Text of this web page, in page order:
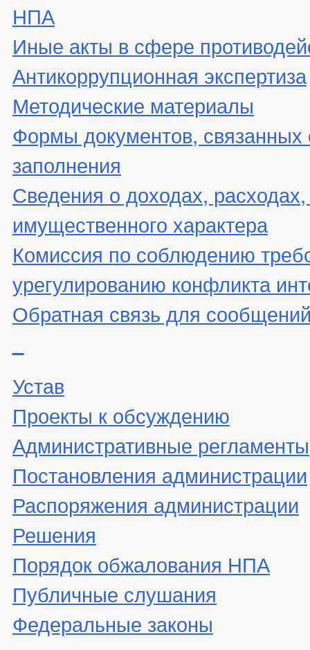
НПА
Иные акты в сфере
Антикоррупционная экспертиза
Методические материалы
Формы документов, связанных
заполнения
Сведения о доходах,
имущественного характера
Комиссия по соблюдению
урегулированию конфликта
Обратная связь для
Устав
Проекты к обсуждению
Административные регламенты
Постановления администрации
Распоряжения администрации
Решения
Порядок обжалования НПА
Публичные слушания
Федеральные законы